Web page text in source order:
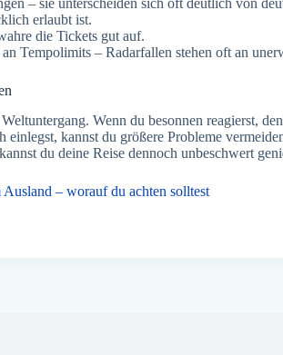
– sie unterscheiden sich oft deutlich von
erlaubt ist.
die Tickets gut auf.
Tempolimits – Radarfallen stehen oft an
Wenn du besonnen reagierst,
einlegst, kannst du größere Probleme
du deine Reise dennoch unbeschwert
– worauf du achten solltest